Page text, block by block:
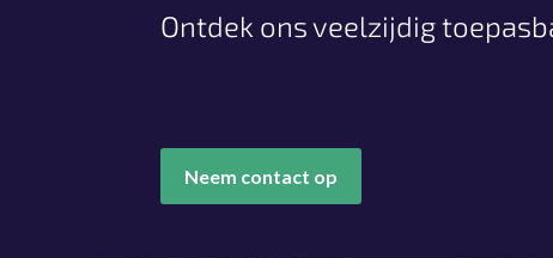
Ontdek ons veelzijdig
Neem contact op